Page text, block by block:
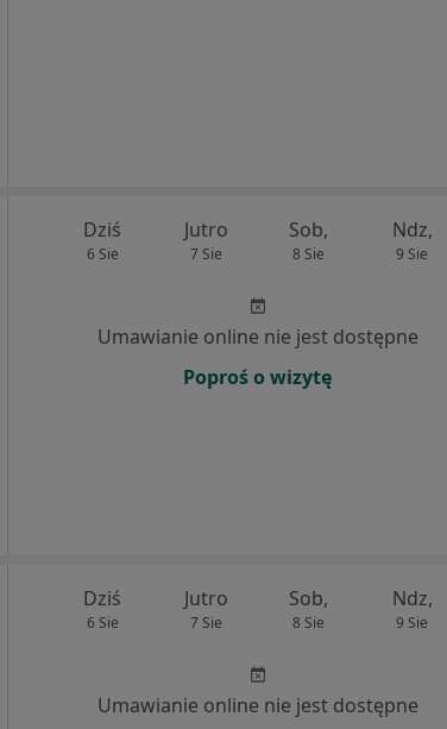
Dziś
6 Sie
Jutro
7 Sie
Sob,
8 Sie
Ndz,
9 Sie
Umawianie online nie jest dostępne
Poproś o wizytę
Dziś
6 Sie
Jutro
7 Sie
Sob,
8 Sie
Ndz,
9 Sie
Umawianie online nie jest dostępne